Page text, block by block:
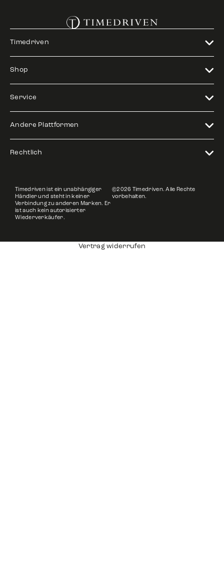
Timedriven
Shop
Service
Andere Plattformen
Rechtlich
Timedriven ist ein unabhängiger
Händler und steht in keiner
Verbindung zu anderen Marken. Er
ist auch kein autorisierter
Wiederverkäufer.
©2026 Timedriven. Alle Rechte
vorbehalten.
Vertrag widerrufen